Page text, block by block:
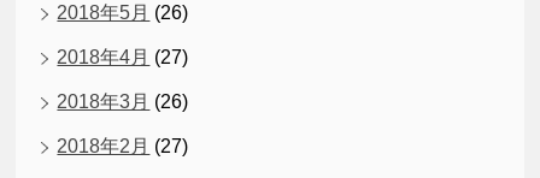
2018年5月 (26)
2018年4月 (27)
2018年3月 (26)
2018年2月 (27)